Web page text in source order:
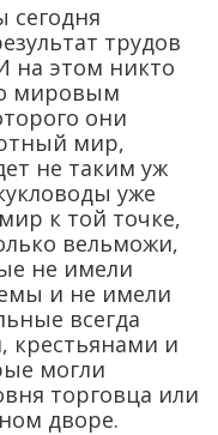
сегодня
трудов
на этом никто
мировым
они
мир,
не таким уж
уже
к той точке,
вельможи,
не имели
и не имели
всегда
крестьянами и
могли
торговца или
дворе.